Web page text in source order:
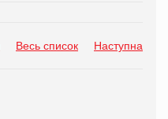
Весь список Наступна